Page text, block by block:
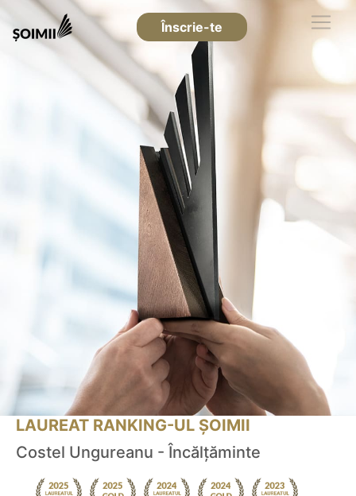
Înscrie-te
LAUREAT RANKING-UL ȘOIMII
Costel Ungureanu - Încălțăminte